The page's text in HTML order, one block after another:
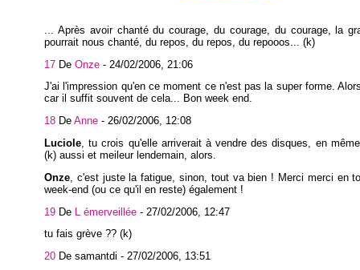
... Après avoir chanté du courage, du courage, du courage, la
pourrait nous chanté, du repos, du repos, du repooos... (k)
17 De Onze - 24/02/2006, 21:06
J'ai l'impression qu'en ce moment ce n'est pas la super forme.
car il suffit souvent de cela... Bon week end.
18 De Anne - 26/02/2006, 12:08
Luciole , tu crois qu'elle arriverait à vendre des disques, en
(k) aussi et meileur lendemain, alors.
Onze , c'est juste la fatigue, sinon, tout va bien ! Merci merci en
week-end (ou ce qu'il en reste) également !
19 De L émerveillée - 27/02/2006, 12:47
tu fais grève ?? (k)
20 De samantdi - 27/02/2006, 13:51